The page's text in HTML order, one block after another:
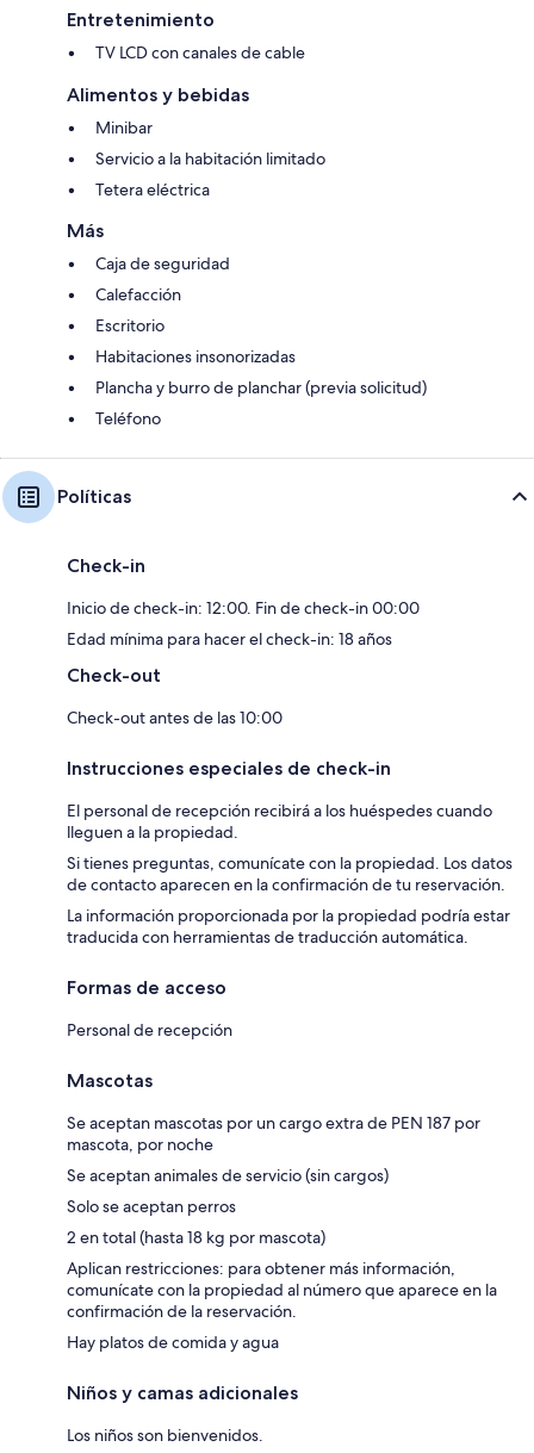
Entretenimiento
TV LCD con canales de cable
Alimentos y bebidas
Minibar
Servicio a la habitación limitado
Tetera eléctrica
Más
Caja de seguridad
Calefacción
Escritorio
Habitaciones insonorizadas
Plancha y burro de planchar (previa solicitud)
Teléfono
Políticas
Check-in
Inicio de check-in: 12:00. Fin de check-in 00:00
Edad mínima para hacer el check-in: 18 años
Check-out
Check-out antes de las 10:00
Instrucciones especiales de check-in
El personal de recepción recibirá a los huéspedes cuando
lleguen a la propiedad.
Si tienes preguntas, comunícate con la propiedad. Los datos
de contacto aparecen en la confirmación de tu reservación.
La información proporcionada por la propiedad podría estar
traducida con herramientas de traducción automática.
Formas de acceso
Personal de recepción
Mascotas
Se aceptan mascotas por un cargo extra de PEN 187 por
mascota, por noche
Se aceptan animales de servicio (sin cargos)
Solo se aceptan perros
2 en total (hasta 18 kg por mascota)
Aplican restricciones: para obtener más información,
comunícate con la propiedad al número que aparece en la
confirmación de la reservación.
Hay platos de comida y agua
Niños y camas adicionales
Los niños son bienvenidos.